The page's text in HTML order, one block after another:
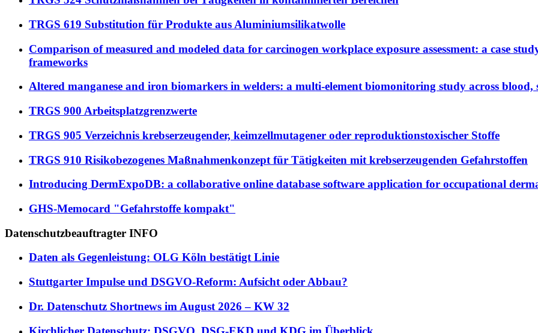
TRGS 619 Substitution für Produkte aus Aluminiumsilikatwolle
Comparison of measured and modeled data for carcinogen workplace exposure assessment: a case
frameworks
Altered manganese and iron biomarkers in welders: a multi-element biomonitoring study across blood,
TRGS 900 Arbeitsplatzgrenzwerte
TRGS 905 Verzeichnis krebserzeugender, keimzellmutagener oder reproduktionstoxischer Stoffe
TRGS 910 Risikobezogenes Maßnahmenkonzept für Tätigkeiten mit krebserzeugenden Gefahrstoffen
Introducing DermExpoDB: a collaborative online database software application for occupational
GHS-Memocard "Gefahrstoffe kompakt"
Datenschutzbeauftragter INFO
Daten als Gegenleistung: OLG Köln bestätigt Linie
Stuttgarter Impulse und DSGVO-Reform: Aufsicht oder Abbau?
Dr. Datenschutz Shortnews im August 2026 – KW 32